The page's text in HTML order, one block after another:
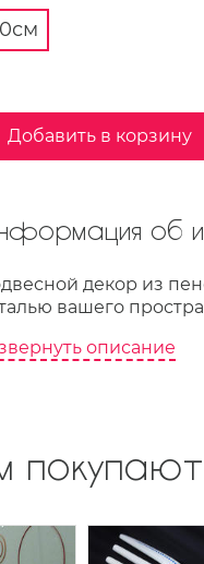
Добавить в корзину
об
декор из
вашего
описание